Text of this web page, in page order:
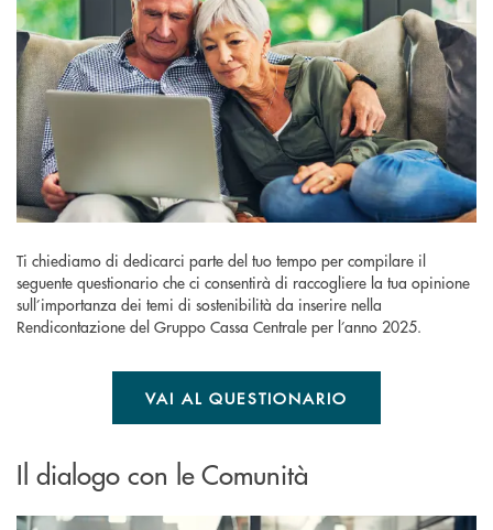
Ti chiediamo di dedicarci parte del tuo tempo per compilare il
seguente questionario che ci consentirà di raccogliere la tua opinione
sull’importanza dei temi di sostenibilità da inserire nella
Rendicontazione del Gruppo Cassa Centrale per l’anno 2025.
VAI AL QUESTIONARIO
Il dialogo con le Comunità